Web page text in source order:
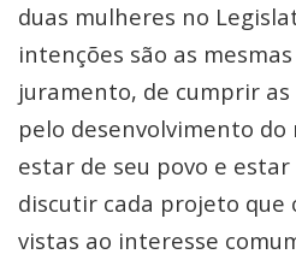
duas mulheres no
intenções são as
juramento, de cumprir
pelo desenvolvimento
estar de seu povo e
discutir cada projeto que
vistas ao interesse